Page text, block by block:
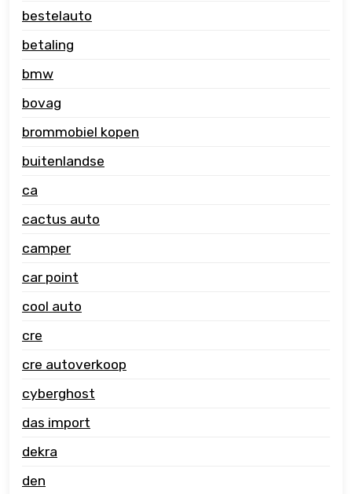
bestelauto
betaling
bmw
bovag
brommobiel kopen
buitenlandse
ca
cactus auto
camper
car point
cool auto
cre
cre autoverkoop
cyberghost
das import
dekra
den